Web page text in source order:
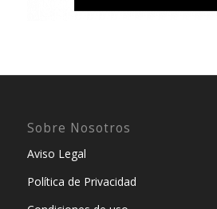
Sobre Nosotros
Aviso Legal
Política de Privacidad